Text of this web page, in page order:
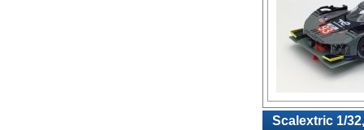
Scalextric 1/